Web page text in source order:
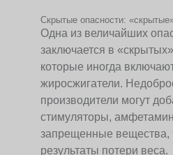
Скрытые опасности:
Одна из величайших
заключается в
которые иногда
жиросжигатели.
производители могут
стимуляторы,
запрещенные вещества,
результаты потери веса.